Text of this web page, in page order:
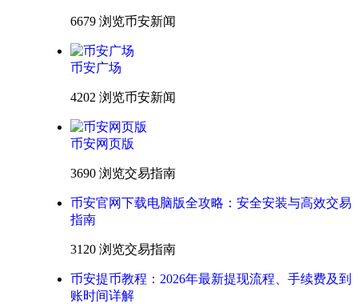
6679 浏览币安新闻
币安广场
4202 浏览币安新闻
币安网页版
3690 浏览交易指南
币安官网下载电脑版全攻略：安全安装与高效交易
指南
3120 浏览交易指南
币安提币教程：2026年最新提现流程、手续费及到
账时间详解